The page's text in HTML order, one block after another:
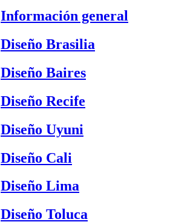
Información general
Diseño Brasilia
Diseño Baires
Diseño Recife
Diseño Uyuni
Diseño Cali
Diseño Lima
Diseño Toluca